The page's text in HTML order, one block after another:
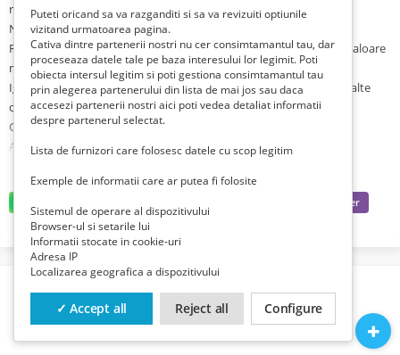
reduc, ca practic il urc treptat, dar sunt negociabile
Nu ma grabesc sa le vand, deoarece sunt bine puse la conservare
Rog nu mai deranjati si insistati inutil cu schimburi ca oricum au valoare
mult mai mare de atat
Ignor si ia instant block cei care isi dau cu parerea sa compare cu alte
oferte, mai ales de aici
Ca vanzator privat exclud garantia si returnarile
Anuntul este valabil cat este vizibil
Receiver Digital HD Telekom fara telecomanda si alimentator
Doar 100 lei
Tv Box Orange HD HC7202 (2 buc) cu telecomanda si alimentator
Doar 95 lei bucata
Router Modem Huawei Gpon HG8247H cu alimentator si cablu fibra
optica
Doar 200 lei
Puteti oricand sa va razganditi si sa va revizuiti optiunile
vizitand urmatoarea pagina.
Cativa dintre partenerii nostri nu cer consimtamantul tau, dar
proceseaza datele tale pe baza interesului lor legimit. Poti
obiecta intersul legitim si poti gestiona consimtamantul tau
prin alegerea partenerului din lista de mai jos sau daca
accesezi partenerii nostri aici poti vedea detaliat informatii
despre partenerul selectat.
Lista de furnizori care folosesc datele cu scop legitim
Exemple de informatii care ar putea fi folosite
Sistemul de operare al dispozitivului
Browser-ul si setarile lui
Informatii stocate in cookie-uri
Adresa IP
Localizarea geografica a dispozitivului
✓ Accept all Reject all Configure